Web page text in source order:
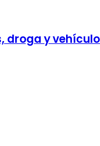
droga y